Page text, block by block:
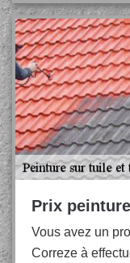
Prix
Vous avez un
Correze à